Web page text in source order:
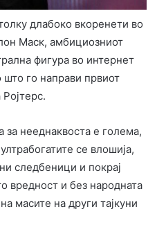
длабоко вкоренети во
Маск, амбициозниот
фигура во интернет
што го направи првиот
за нееднаквоста е голема,
се влошија,
следбеници и покрај
вредност и без народната
масите на други тајкуни